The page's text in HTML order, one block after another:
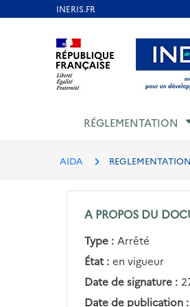
Aller au contenu Aller au
RÉGLEMENTATION
AIDA REGLEMENTATION
A PROPOS DU
Type : Arrêté
État : en vigueur
Date de signature :
Date de publication :